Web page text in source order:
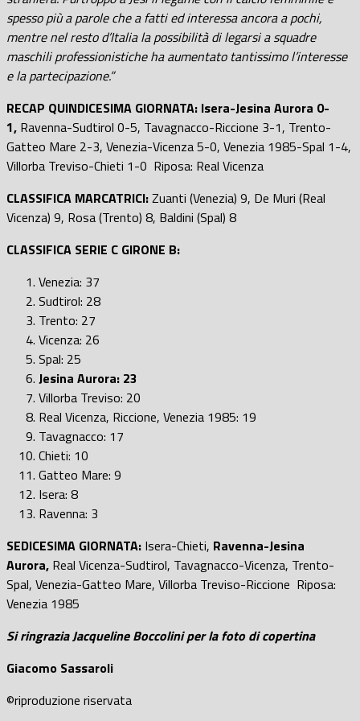
spesso più a parole che a fatti ed interessa ancora a pochi,
mentre nel resto d’Italia la possibilità di legarsi a squadre
maschili professionistiche ha aumentato tantissimo l’interesse
e la partecipazione.”
RECAP QUINDICESIMA GIORNATA: Isera-Jesina Aurora 0-
1, Ravenna-Sudtirol 0-5, Tavagnacco-Riccione 3-1, Trento-
Gatteo Mare 2-3, Venezia-Vicenza 5-0, Venezia 1985-Spal 1-4,
Villorba Treviso-Chieti 1-0 Riposa: Real Vicenza
CLASSIFICA MARCATRICI:Zuanti (Venezia) 9, De Muri (Real
Vicenza) 9, Rosa (Trento) 8, Baldini (Spal) 8
CLASSIFICA SERIE C GIRONE B:
Venezia: 37
Sudtirol: 28
Trento: 27
Vicenza: 26
Spal: 25
Jesina Aurora: 23
Villorba Treviso: 20
Real Vicenza, Riccione, Venezia 1985: 19
Tavagnacco: 17
Chieti: 10
Gatteo Mare: 9
Isera: 8
Ravenna: 3
SEDICESIMA GIORNATA: Isera-Chieti, Ravenna-Jesina
Aurora, Real Vicenza-Sudtirol, Tavagnacco-Vicenza, Trento-
Spal, Venezia-Gatteo Mare, Villorba Treviso-Riccione Riposa:
Venezia 1985
Si ringrazia Jacqueline Boccolini per la foto di copertina
Giacomo Sassaroli
©riproduzione riservata